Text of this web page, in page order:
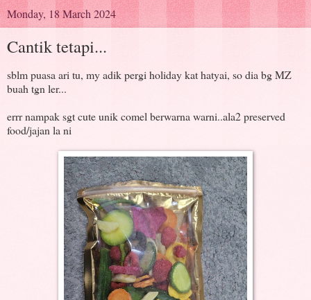
Monday, 18 March 2024
Cantik tetapi...
sblm puasa ari tu, my adik pergi holiday kat hatyai, so dia bg MZ
buah tgn ler...
errr nampak sgt cute unik comel berwarna warni..ala2 preserved
food/jajan la ni